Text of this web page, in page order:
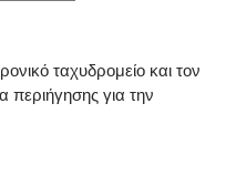
ταχυδρομείο και τον
περιήγησης για την